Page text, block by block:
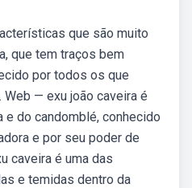
que são muito
que tem traços bem
por todos os que
— exu joão caveira é
e do candomblé, conhecido
e por seu poder de
caveira é uma das
e temidas dentro da